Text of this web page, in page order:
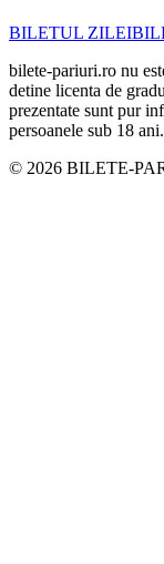
BILETUL ZILEI
bilete-pariuri.ro nu
detine licenta de
prezentate sunt pur
persoanele sub 18 ani.
© 2026 BILETE-